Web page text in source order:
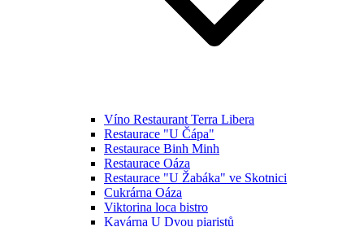
Víno Restaurant Terra Libera
Restaurace "U Čápa"
Restaurace Binh Minh
Restaurace Oáza
Restaurace "U Žabáka" ve Skotnici
Cukrárna Oáza
Viktorina loca bistro
Kavárna U Dvou piaristů